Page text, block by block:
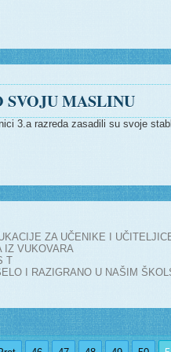
SVOJU MASLINU
3.a razreda zasadili su svoje
ZA UČENIKE I
IZ VUKOVARA
T
I RAZIGRANO U NAŠIM